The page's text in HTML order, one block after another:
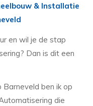
& Installatie
en wil je de stap
Dan is dit een
Barneveld ben ik op
die